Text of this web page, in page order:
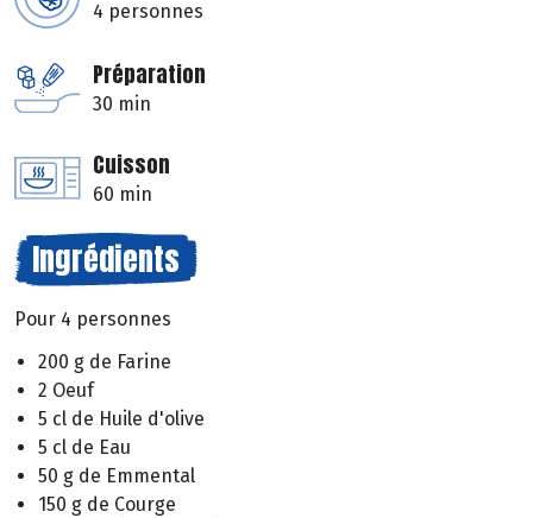
4 personnes
Préparation
30 min
Cuisson
60 min
Ingrédients
Pour 4 personnes
200 g de Farine
2 Oeuf
5 cl de Huile d'olive
5 cl de Eau
50 g de Emmental
150 g de Courge